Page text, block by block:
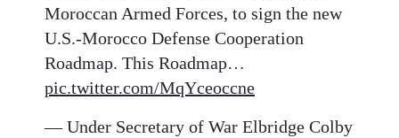
Moroccan Armed Forces, to sign the new
U.S.-Morocco Defense Cooperation
Roadmap. This Roadmap…
pic.twitter.com/MqYceoccne
— Under Secretary of War Elbridge Colby